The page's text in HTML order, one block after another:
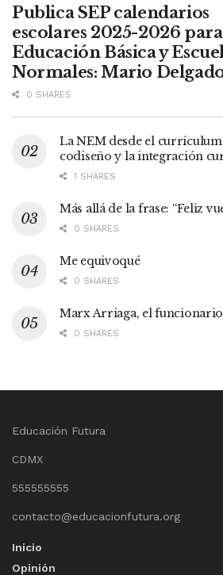
Publica SEP calendarios
escolares 2025-2026 para
Educación Básica y
Normales: Mario
0 SHARES
La NEM desde el
codiseño y la integración
1 SHARES
Más allá de la frase: “Feliz
0 SHARES
Me equivoqué
0 SHARES
Marx Arriaga, el
0 SHARES
Educación Futura
CDMX
555555555
contacto@educacionfutura.org
Inicio
Opinión